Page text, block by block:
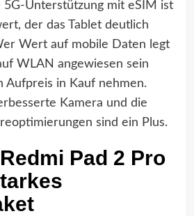
5G-Unterstützung mit eSIM ist
der das Tablet deutlich
Wert auf mobile Daten legt
WLAN angewiesen sein
Aufpreis in Kauf nehmen.
Kamera und die
sind ein Plus.
Pad 2 Pro